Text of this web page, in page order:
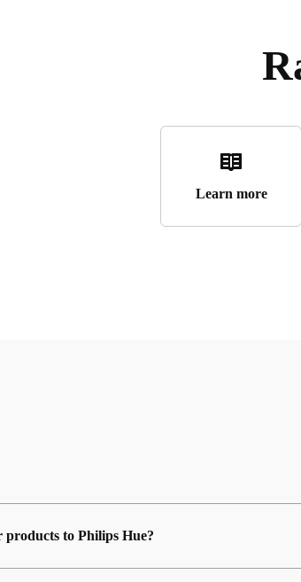
Learn more
products to Philips Hue?